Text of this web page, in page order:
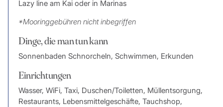
Lazy line am Kai oder in Marinas
*Mooringgebühren nicht inbegriffen
Dinge, die man tun kann
Sonnenbaden Schnorcheln, Schwimmen, Erkunden
Einrichtungen
Wasser, WiFi, Taxi, Duschen/Toiletten, Müllentsorgung,
Restaurants, Lebensmittelgeschäfte, Tauchshop,